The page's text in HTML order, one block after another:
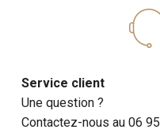
Service client
Une question ?
Contactez-nous au 06